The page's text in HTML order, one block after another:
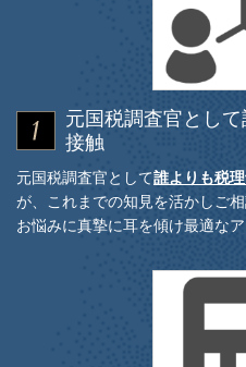
元国税調査官とし
接触
元国税調査官として誰よりも税
が、これまでの知見を活かしご
お悩みに真摯に耳を傾け最適な